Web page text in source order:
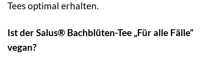
Tees optimal erhalten.
Ist der Salus® Bachblüten-Tee „Für alle Fälle“
vegan?